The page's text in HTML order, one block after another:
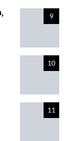
9
10
11